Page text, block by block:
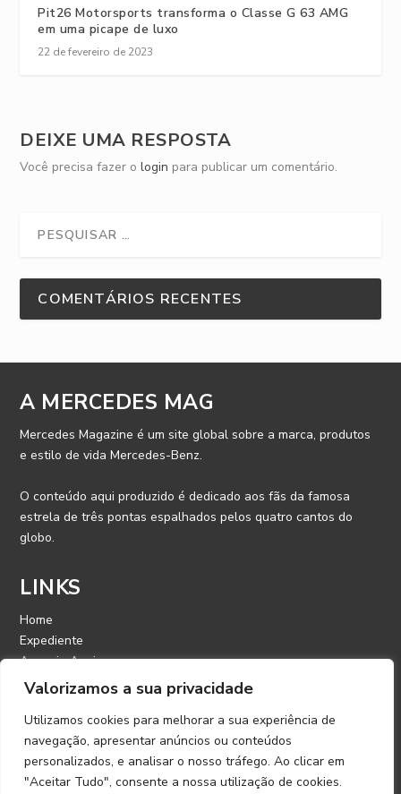
Valorizamos a sua privacidade
Utilizamos cookies para melhorar a sua experiência de
navegação, apresentar anúncios ou conteúdos
personalizados, e analisar o nosso tráfego. Ao clicar em
"Aceitar Tudo", consente a nossa utilização de cookies.
Pit26 Motorsports transforma o Classe G 63 AMG
em uma picape de luxo
22 de fevereiro de 2023
DEIXE UMA RESPOSTA
Você precisa fazer ologin para publicar um comentário.
COMENTÁRIOS RECENTES
A MERCEDES MAG
Mercedes Magazine é um site global sobre a marca, produtos
e estilo de vida Mercedes-Benz.
O conteúdo aqui produzido é dedicado aos fãs da famosa
estrela de três pontas espalhados pelos quatro cantos do
globo.
LINKS
Home
Expediente
Anuncie Aqui
Contato
CONTATO
E-mail: contato@mercedesmagazine.com.br